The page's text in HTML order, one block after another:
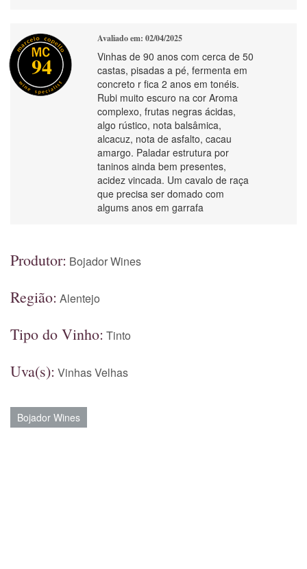
94
Avaliado em: 02/04/2025
Vinhas de 90 anos com cerca de 50
castas, pisadas a pé, fermenta em
concreto r fica 2 anos em tonéis.
Rubi muito escuro na cor Aroma
complexo, frutas negras ácidas,
algo rústico, nota balsâmica,
alcacuz, nota de asfalto, cacau
amargo. Paladar estrutura por
taninos ainda bem presentes,
acidez vincada. Um cavalo de raça
que precisa ser domado com
algums anos em garrafa
Produtor: Bojador Wines
Região: Alentejo
Tipo do Vinho: Tinto
Uva(s): Vinhas Velhas
Bojador Wines